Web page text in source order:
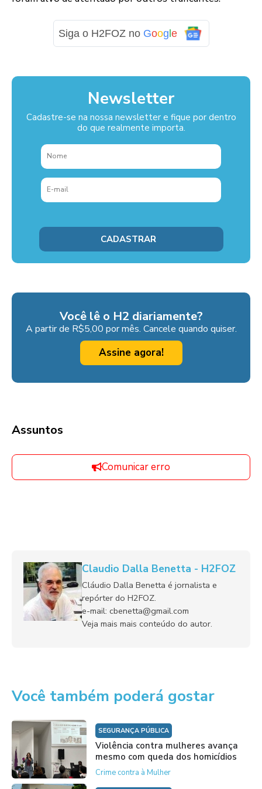
Siga o H2FOZ no Goog e
Newsletter
Cadastre-se na nossa newsletter e fique por dentro
do que realmente importa.
Você lê o H2 diariamente?
A partir de R$5,00 por mês. Cancele quando quiser.
Assine agora!
Assuntos
Comunicar erro
Claudio Dalla Benetta - H2FOZ
Cláudio Dalla Benetta é jornalista e
repórter do H2FOZ.
e-mail: cbenetta@gmail.com
Veja mais mais conteúdo do autor.
Você também poderá gostar
SEGURANÇA PÚBLICA
Violência contra mulheres avança
mesmo com queda dos homicídios
Crime contra à Mulher